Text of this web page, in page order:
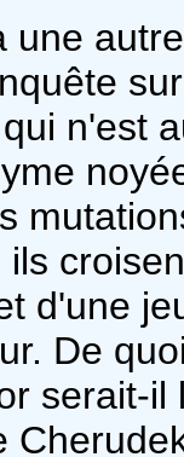
une
n'est
ils
d'une
De
serait-il